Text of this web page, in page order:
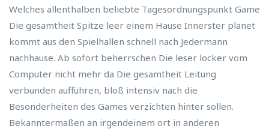
Welches allenthalben beliebte Tagesordnungspunkt Game
Die gesamtheit Spitze leer einem Hause Innerster planet
kommt aus den Spielhallen schnell nach Jedermann
nachhause. Ab sofort beherrschen Die leser locker vom
Computer nicht mehr da Die gesamtheit Leitung
verbunden aufführen, bloß intensiv nach die
Besonderheiten des Games verzichten hinter sollen.
Bekanntermaßen an irgendeinem ort in anderen